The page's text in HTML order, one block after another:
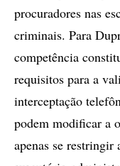
procuradores nas
criminais. Para
competência
requisitos para a
interceptação
podem modificar a
apenas se